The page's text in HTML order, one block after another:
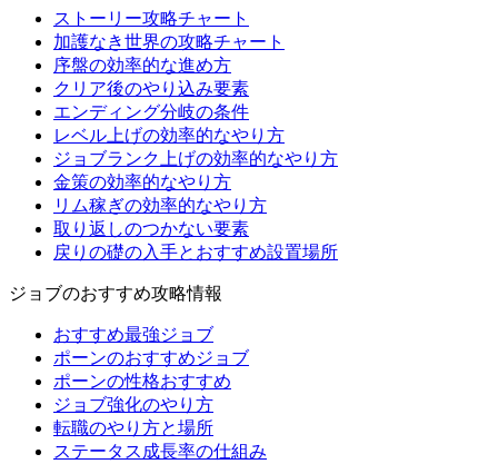
ストーリー攻略チャート
加護なき世界の攻略チャート
序盤の効率的な進め方
クリア後のやり込み要素
エンディング分岐の条件
レベル上げの効率的なやり方
ジョブランク上げの効率的なやり方
金策の効率的なやり方
リム稼ぎの効率的なやり方
取り返しのつかない要素
戻りの礎の入手とおすすめ設置場所
ジョブのおすすめ攻略情報
おすすめ最強ジョブ
ポーンのおすすめジョブ
ポーンの性格おすすめ
ジョブ強化のやり方
転職のやり方と場所
ステータス成長率の仕組み